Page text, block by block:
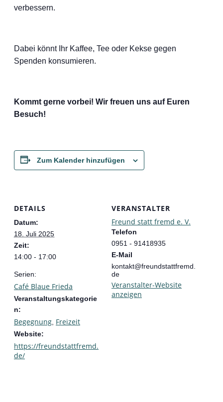
verbessern.
Dabei könnt Ihr Kaffee, Tee oder Kekse gegen
Spenden konsumieren.
Kommt gerne vorbei! Wir freuen uns auf Euren
Besuch!
Zum Kalender hinzufügen
DETAILS
Datum:
18. Juli 2025
Zeit:
14:00 - 17:00
Serien:
Café Blaue Frieda
Veranstaltungskategorie
n:
Begegnung Freizeit
Website:
https://freundstattfremd.
de/
VERANSTALTER
Freund statt fremd e. V.
Telefon
0951 - 91418935
E-Mail
kontakt@freundstattfremd.
de
Veranstalter-Website
anzeigen